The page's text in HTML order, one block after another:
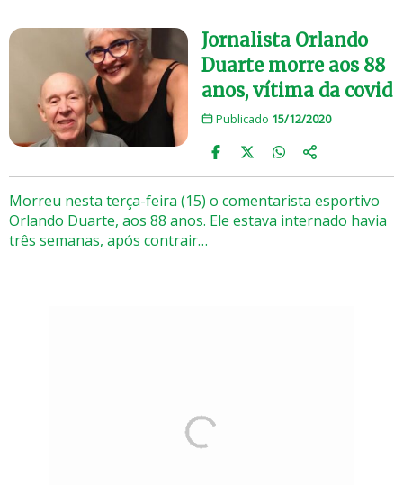
Jornalista Orlando
Duarte morre aos 88
anos, vítima da covid
Publicado 15/12/2020
Morreu nesta terça-feira (15) o comentarista esportivo
Orlando Duarte, aos 88 anos. Ele estava internado havia
três semanas, após contrair…